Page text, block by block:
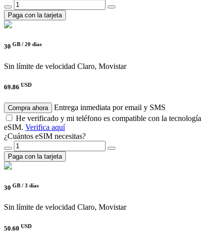
Paga con la tarjeta
30 GB / 20 días
Sin límite de velocidad Claro, Movistar
69.86 USD
Compra ahora
Entrega inmediata por email y SMS
He verificado y mi teléfono es compatible con la tecnología
eSIM. Verifica aquí
¿Cuántos eSIM necesitas?
Paga con la tarjeta
30 GB / 3 días
Sin límite de velocidad Claro, Movistar
50.60 USD